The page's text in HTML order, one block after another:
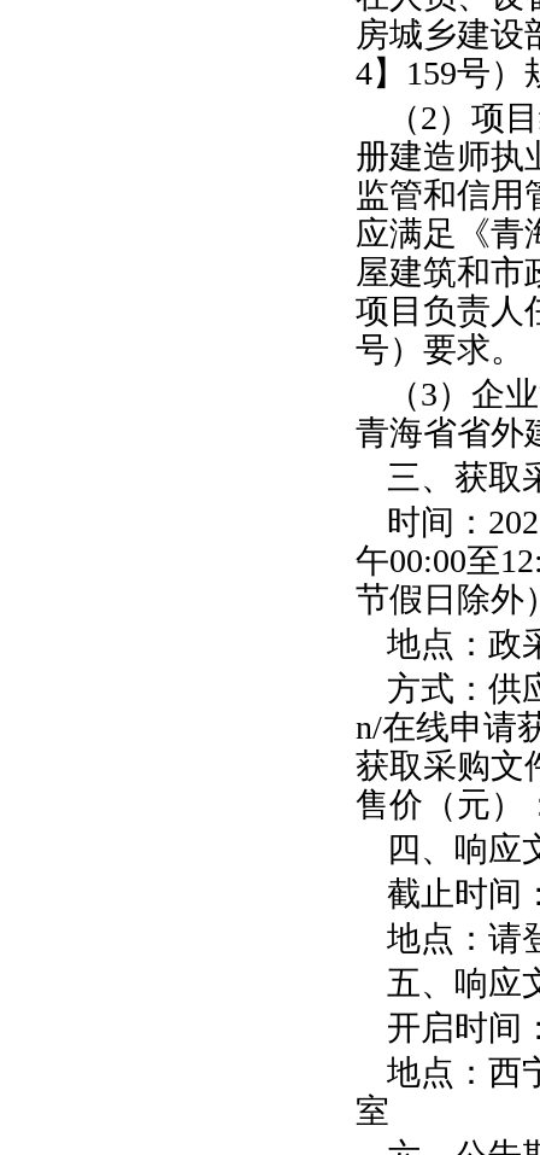
房城乡建设
4】159号）
（2）项
册建造师执
监管和信用
应满足《青
屋建筑和市
项目负责人
号）要求。
（3）企
青海省省外
三、获取
时间：
午00:00至
节假日除外
地点：政
方式：供
n/在线申请
获取采购文
售价（元）
四、响应
截止时间
地点：请
五、响应
开启时间
地点：西
室